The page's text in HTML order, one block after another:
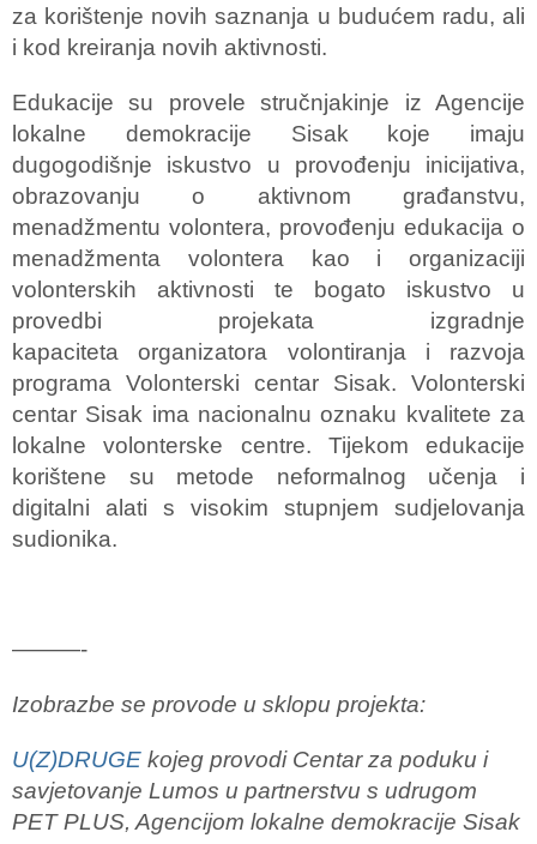
za korištenje novih saznanja u budućem radu, ali
i kod kreiranja novih aktivnosti.
Edukacije su provele stručnjakinje iz Agencije
lokalne demokracije Sisak koje imaju
dugogodišnje iskustvo u provođenju inicijativa,
obrazovanju o aktivnom građanstvu,
menadžmentu volontera, provođenju edukacija o
menadžmenta volontera kao i organizaciji
volonterskih aktivnosti te bogato iskustvo u
provedbi projekata izgradnje
kapaciteta organizatora volontiranja i razvoja
programa Volonterski centar Sisak. Volonterski
centar Sisak ima nacionalnu oznaku kvalitete za
lokalne volonterske centre. Tijekom edukacije
korištene su metode neformalnog učenja i
digitalni alati s visokim stupnjem sudjelovanja
sudionika.
———-
Izobrazbe se provode u sklopu projekta:
U(Z)DRUGE kojeg provodi Centar za poduku i
savjetovanje Lumos u partnerstvu s udrugom
PET PLUS, Agencijom lokalne demokracije Sisak